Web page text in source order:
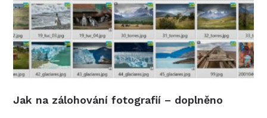
Jak na zálohování fotografií – doplněno